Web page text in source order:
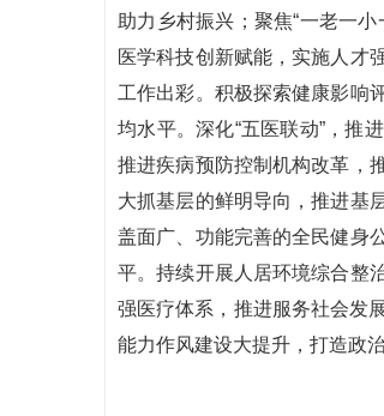
助力乡村振兴；聚焦“一老一
医学科技创新赋能，实施人才
工作出彩。积极探索健康影响
均水平。深化“五医联动”，推
推进疾病预防控制机构改革，
大抓基层的鲜明导向，推进基
盖面广、功能完善的全民健身
平。持续开展人居环境综合整
强医疗体系，推进服务社会发
能力作风建设大提升，打造政